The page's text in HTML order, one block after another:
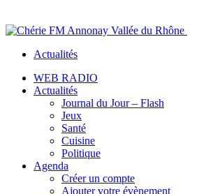
Actualités
WEB RADIO
Actualités
Journal du Jour – Flash
Jeux
Santé
Cuisine
Politique
Agenda
Créer un compte
Ajouter votre évènement